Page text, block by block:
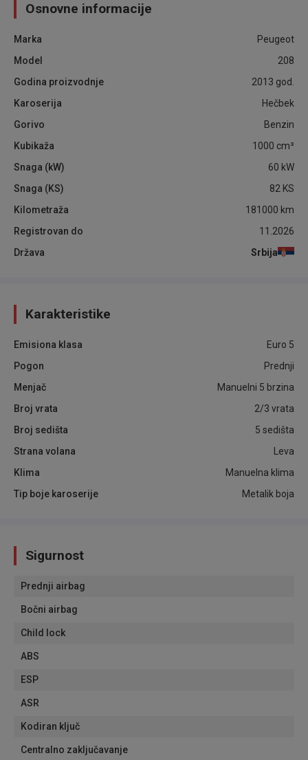
Osnovne informacije
Marka
Peugeot
Model
208
Godina proizvodnje
2013 god.
Karoserija
Hečbek
Gorivo
Benzin
Kubikaža
1000 cm³
Snaga (kW)
60 kW
Snaga (KS)
82 KS
Kilometraža
181000 km
Registrovan do
11.2026
Država
Srbija
Karakteristike
Emisiona klasa
Euro 5
Pogon
Prednji
Menjač
Manuelni 5 brzina
Broj vrata
2/3 vrata
Broj sedišta
5 sedišta
Strana volana
Leva
Klima
Manuelna klima
Tip boje karoserije
Metalik boja
Sigurnost
Prednji airbag
Bočni airbag
Child lock
ABS
ESP
ASR
Kodiran ključ
Centralno zaključavanje